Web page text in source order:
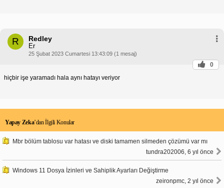
R Redley
Er
25 Şubat 2023 Cumartesi 13:43:09 (1 mesaj)
0
hiçbir işe yaramadı hala aynı hatayı veriyor
Yapay Zeka’dan İlgili Konular
Mbr bölüm tablosu var hatası ve diski tamamen silmeden çözümü var mı
tundra202006, 6 yıl önce
Windows 11 Dosya İzinleri ve Sahiplik Ayarları Değiştirme
zeironpmc, 2 yıl önce